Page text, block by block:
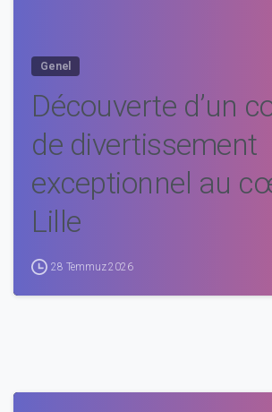
Genel
Découverte d’un
de divertissement
exceptionnel au
Lille
28 Temmuz 2026